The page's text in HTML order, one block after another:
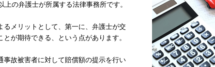
の弁護士が所属する法律事務所です。
メリットとして、第一に、弁護士が交
が期待できる、という点があります。
故被害者に対して賠償額の提示を行い